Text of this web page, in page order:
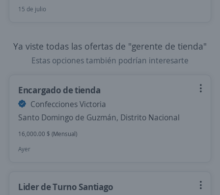
15 de julio
Ya viste todas las ofertas de "gerente de tienda"
Estas opciones también podrían interesarte
Encargado de tienda
Confecciones Victoria
Santo Domingo de Guzmán, Distrito Nacional
16,000.00 $ (Mensual)
Ayer
Lider de Turno Santiago